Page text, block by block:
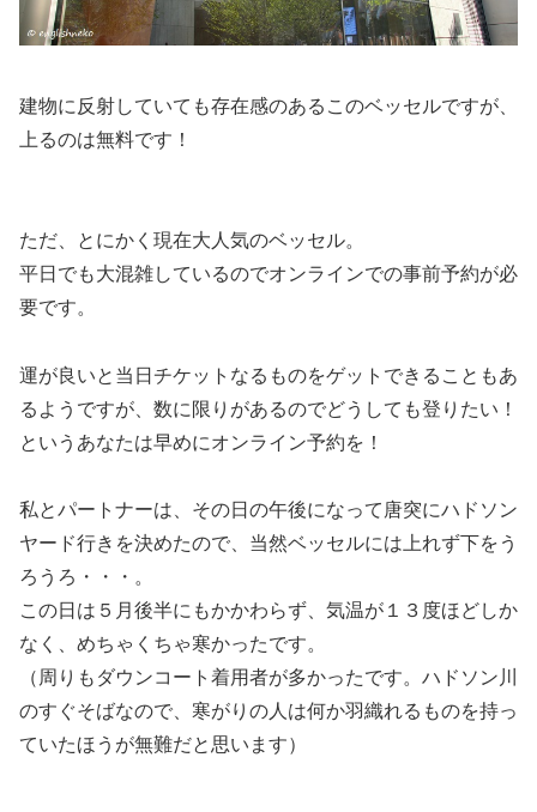
建物に反射していても存在感のあるこのベッセルですが、
上るのは無料です！
ただ、とにかく現在大人気のベッセル。
平日でも大混雑しているのでオンラインでの事前予約が必
要です。
運が良いと当日チケットなるものをゲットできることもあ
るようですが、数に限りがあるのでどうしても登りたい！
というあなたは早めにオンライン予約を！
私とパートナーは、その日の午後になって唐突にハドソン
ヤード行きを決めたので、当然ベッセルには上れず下をう
ろうろ・・・。
この日は５月後半にもかかわらず、気温が１３度ほどしか
なく、めちゃくちゃ寒かったです。
（周りもダウンコート着用者が多かったです。ハドソン川
のすぐそばなので、寒がりの人は何か羽織れるものを持っ
ていたほうが無難だと思います）